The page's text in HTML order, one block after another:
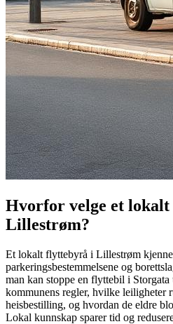
Hvorfor velge et
Lillestrøm?
Et lokalt flyttebyrå i Lillestrøm
parkeringsbestemmelsene og
man kan stoppe en flyttebil i
kommunens regler, hvilke leiligheter
heisbestilling, og hvordan de eldre
Lokal kunnskap sparer tid og